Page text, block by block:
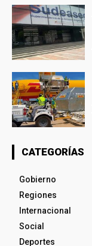
CATEGORÍAS
Gobierno
Regiones
Internacional
Social
Deportes